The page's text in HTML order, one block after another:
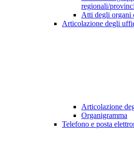
regionali/
Atti degli organi
Articolazione degli
Articolazione
Organigramma
Telefono e posta